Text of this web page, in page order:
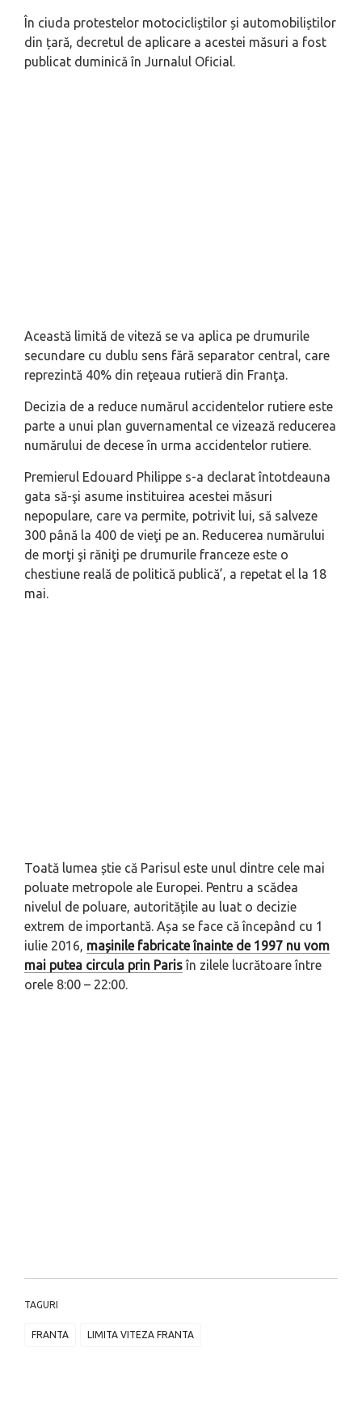
În ciuda protestelor motocicliștilor și automobiliștilor
din țară, decretul de aplicare a acestei măsuri a fost
publicat duminică în Jurnalul Oficial.
Această limită de viteză se va aplica pe drumurile
secundare cu dublu sens fără separator central, care
reprezintă 40% din reţeaua rutieră din Franţa.
Decizia de a reduce numărul accidentelor rutiere este
parte a unui plan guvernamental ce vizează reducerea
numărului de decese în urma accidentelor rutiere.
Premierul Edouard Philippe s-a declarat întotdeauna
gata să-şi asume instituirea acestei măsuri
nepopulare, care va permite, potrivit lui, să salveze
300 până la 400 de vieţi pe an. Reducerea numărului
de morţi şi răniţi pe drumurile franceze este o
chestiune reală de politică publică’, a repetat el la 18
mai.
Toată lumea știe că Parisul este unul dintre cele mai
poluate metropole ale Europei. Pentru a scădea
nivelul de poluare, autoritățile au luat o decizie
extrem de importantă. Așa se face că începând cu 1
iulie 2016, mașinile fabricate înainte de 1997 nu vom
mai putea circula prin Parisîn zilele lucrătoare între
orele 8:00 – 22:00.
TAGURI
FRANTA LIMITA VITEZA FRANTA